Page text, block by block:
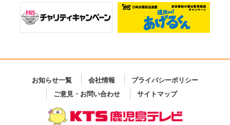
お知らせ一覧 会社情報
プライバシーポリシー
ご意見・お問い合わせ
サイトマップ